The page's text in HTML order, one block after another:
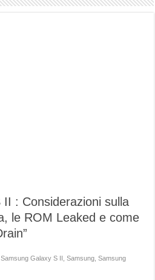
: Considerazioni sulla
le ROM Leaked e come
Galaxy S II ,Samsung ,Samsung